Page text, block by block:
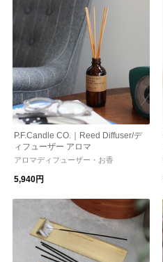
P.F.Candle CO.｜Reed Diffuser/デ
ィフューザー アロマ
アロマディフューザー・お香
5,940円